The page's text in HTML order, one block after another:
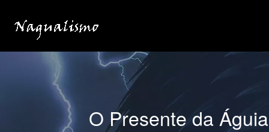
para
conteúdo
O Presente da